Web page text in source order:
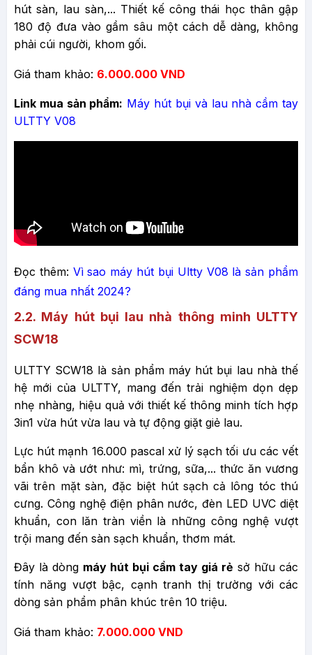
hút sàn, lau sàn,... Thiết kế công thái học thân gập
180 độ đưa vào gầm sâu một cách dễ dàng, không
phải cúi người, khom gối.
Giá tham khảo: 6.000.000 VND
Link mua sản phẩm: Máy hút bụi và lau nhà cầm tay
ULTTY V08
Đọc thêm: Vì sao máy hút bụi Ultty V08 là sản phẩm
đáng mua nhất 2024?
2.2. Máy hút bụi lau nhà thông minh ULTTY
SCW18
ULTTY SCW18 là sản phẩm máy hút bụi lau nhà thế
hệ mới của ULTTY, mang đến trải nghiệm dọn dẹp
nhẹ nhàng, hiệu quả với thiết kế thông minh tích hợp
3in1 vừa hút vừa lau và tự động giặt giẻ lau.
Lực hút mạnh 16.000 pascal xử lý sạch tối ưu các vết
bẩn khô và ướt như: mì, trứng, sữa,... thức ăn vương
vãi trên mặt sàn, đặc biệt hút sạch cả lông tóc thú
cưng. Công nghệ điện phân nước, đèn LED UVC diệt
khuẩn, con lăn tràn viền là những công nghệ vượt
trội mang đến sàn sạch khuẩn, thơm mát.
Đây là dòng máy hút bụi cầm tay giá rẻ sở hữu các
tính năng vượt bậc, cạnh tranh thị trường với các
dòng sản phẩm phân khúc trên 10 triệu.
Giá tham khảo: 7.000.000 VND